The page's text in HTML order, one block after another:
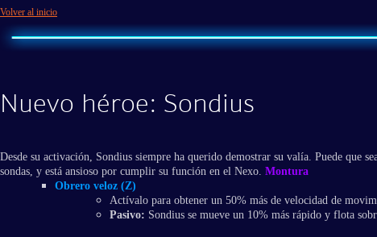
Volver al inicio
Nuevo héroe: Sondius
Desde su activación, Sondius siempre ha querido demostrar su valía. Puede que
sondas, y está ansioso por cumplir su función en el Nexo. Montura
Obrero veloz (Z)
Actívalo para obtener un 50% más de velocidad de
Pasivo: Sondius se mueve un 10% más rápido y flota